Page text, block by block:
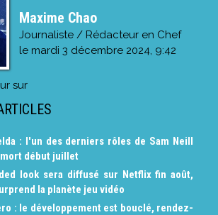
Maxime Chao
Journaliste / Rédacteur en Chef
le mardi 3 décembre 2024, 9:42
sur
: l'un des derniers rôles de Sam Neill
début juillet
look sera diffusé sur Netflix fin août,
la planète jeu vidéo
: le développement est bouclé, rendez-